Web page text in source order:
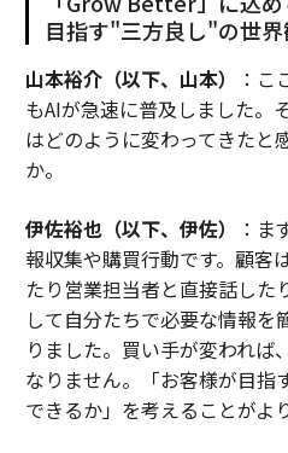
目指す"三方良し"の世
山本裕介（以下、山本）
：こ
もAIが急速に普及しました。
はどのように変わってきたと
か。
伊佐裕也（以下、伊佐）
：ま
報収集や購買行動です。顧客
たり営業担当者と直接話した
して自分たちで必要な情報を
りました。買い手が変われば
なりません。「お客様が目指
できるか」を考えることがよ